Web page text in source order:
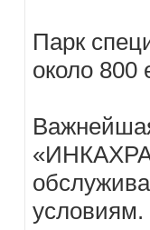
Парк
около 800
условиям.